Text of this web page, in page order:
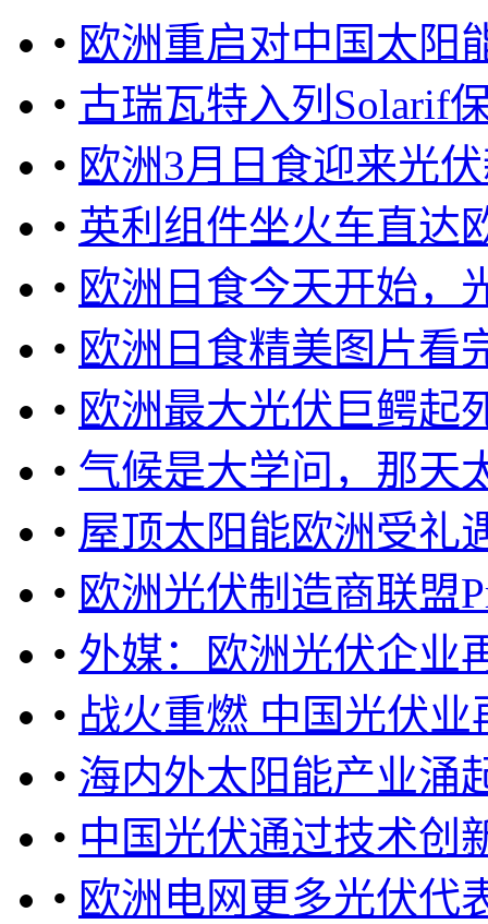
• 欧洲重启对中国太阳
• 古瑞瓦特入列Solarif
• 欧洲3月日食迎来光
• 英利组件坐火车直达
• 欧洲日食今天开始，
• 欧洲日食精美图片看
• 欧洲最大光伏巨鳄起
• 气候是大学问，那天
• 屋顶太阳能欧洲受礼
• 欧洲光伏制造商联盟
• 外媒：欧洲光伏企业
• 战火重燃 中国光伏业
• 海内外太阳能产业涌
• 中国光伏通过技术创
• 欧洲电网更多光伏代